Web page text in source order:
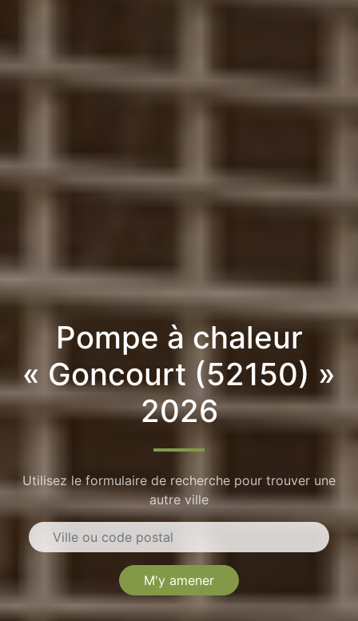
Pompe à chaleur
« Goncourt (52150) »
2026
Utilisez le formulaire de recherche pour trouver une
autre ville
M'y amener